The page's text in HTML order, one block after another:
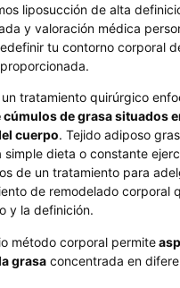
liposucción de alta
y valoración médica
tu contorno corporal
tratamiento quirúrgico
de grasa situados
cuerpo. Tejido adiposo
simple dieta o constante
de un tratamiento para
de remodelado corporal
y la definición.
método corporal permite
grasa concentrada en